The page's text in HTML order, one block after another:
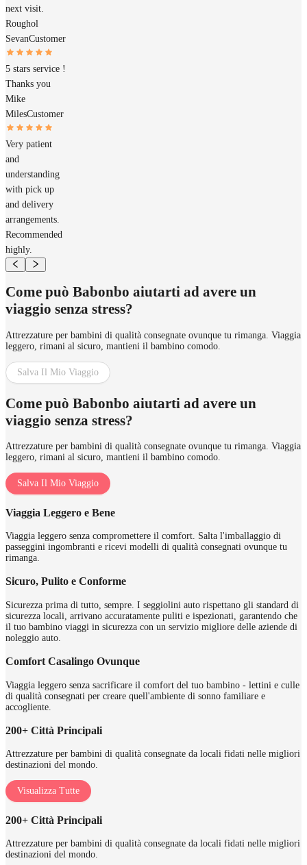
next visit.
Roughol
SevanCustomer
5 stars service !
Thanks you
Mike
MilesCustomer
Very patient
and
understanding
with pick up
and delivery
arrangements.
Recommended
highly.
Come può Babonbo aiutarti ad avere un
viaggio senza stress?
Attrezzature per bambini di qualità consegnate ovunque tu rimanga. Viaggia
leggero, rimani al sicuro, mantieni il bambino comodo.
Salva Il Mio Viaggio
Come può Babonbo aiutarti ad avere un
viaggio senza stress?
Attrezzature per bambini di qualità consegnate ovunque tu rimanga. Viaggia
leggero, rimani al sicuro, mantieni il bambino comodo.
Salva Il Mio Viaggio
Viaggia Leggero e Bene
Viaggia leggero senza compromettere il comfort. Salta l'imballaggio di
passeggini ingombranti e ricevi modelli di qualità consegnati ovunque tu
rimanga.
Sicuro, Pulito e Conforme
Sicurezza prima di tutto, sempre. I seggiolini auto rispettano gli standard di
sicurezza locali, arrivano accuratamente puliti e ispezionati, garantendo che
il tuo bambino viaggi in sicurezza con un servizio migliore delle aziende di
noleggio auto.
Comfort Casalingo Ovunque
Viaggia leggero senza sacrificare il comfort del tuo bambino - lettini e culle
di qualità consegnati per creare quell'ambiente di sonno familiare e
accogliente.
200+ Città Principali
Attrezzature per bambini di qualità consegnate da locali fidati nelle migliori
destinazioni del mondo.
Visualizza Tutte
200+ Città Principali
Attrezzature per bambini di qualità consegnate da locali fidati nelle migliori
destinazioni del mondo.